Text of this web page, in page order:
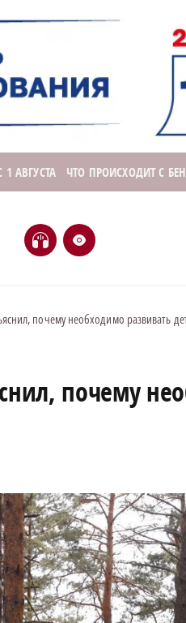
АВГУСТА ЧТО ПРОИСХОДИТ С
H e
почему необходимо развивать
почему